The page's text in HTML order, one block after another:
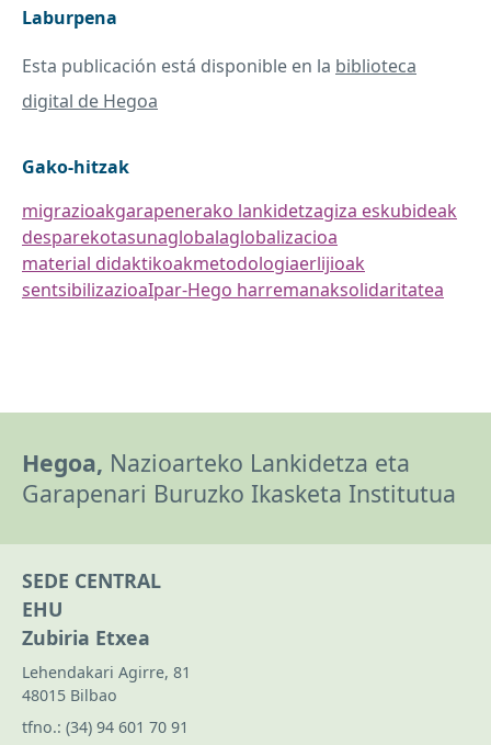
Laburpena
Esta publicación está disponible en la biblioteca
digital de Hegoa
Gako-hitzak
migrazioakgarapenerako lankidetzagiza eskubideak
desparekotasunaglobalaglobalizacioa
material didaktikoakmetodologiaerlijioak
sentsibilizazioaIpar-Hego harremanaksolidaritatea
Hegoa, Nazioarteko Lankidetza eta
Garapenari Buruzko Ikasketa Institutua
SEDE CENTRAL
EHU
Zubiria Etxea
Lehendakari Agirre, 81
48015 Bilbao
tfno.: (34) 94 601 70 91